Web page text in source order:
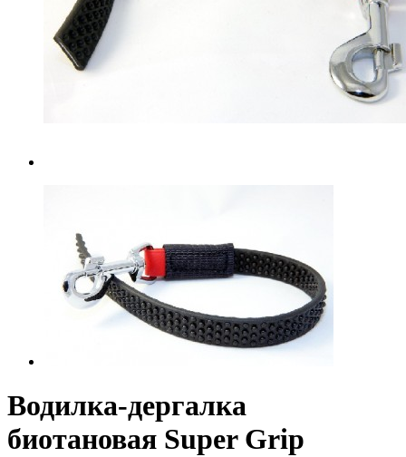
Водилка-дергалка
биотановая Super Grip